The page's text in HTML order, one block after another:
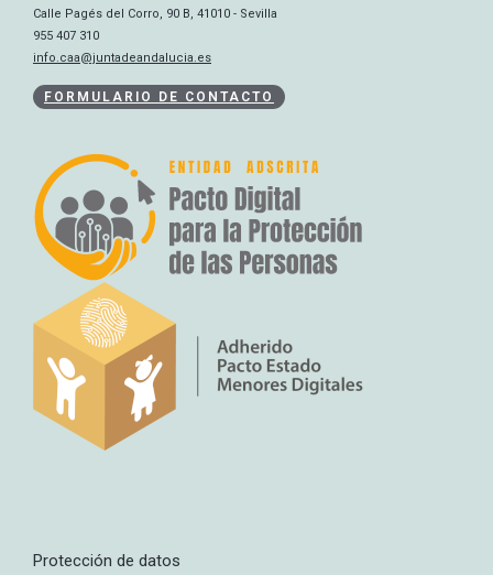
Calle Pagés del Corro, 90 B, 41010 - Sevilla
955 407 310
info.caa@juntadeandalucia.es
FORMULARIO DE CONTACTO
Protección de datos